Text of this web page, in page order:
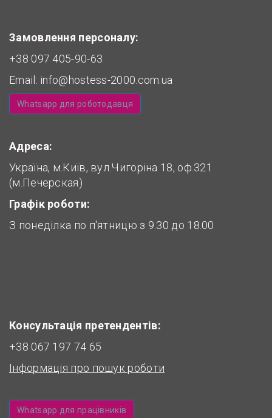
Замовлення персоналу:
+38 097 405-90-63
Email: info@hostess-2000.com.ua
Whatsapp для роботодавця
Адреса:
Україна, м.Київ, вул.Чигоріна 18, оф.321
(м.Печерская)
Графік роботи:
З понеділка по п'ятницю з 9.30 до 18.00
Консультація претендентів:
+38 067 197 74 65
Інформація про пошук роботи
Whatsapp для працівників